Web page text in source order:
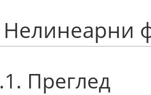
Нелинеарни
Преглед